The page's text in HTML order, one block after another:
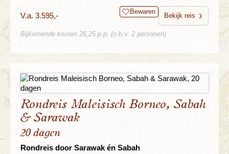
V.a. 3.595,- Bewaren
Bekijk reis
Bijkomende kosten 26,25 p.p. (o.b.v. 2 personen)
Rondreis Maleisisch Borneo, Sabah
& Sarawak
20 dagen
Rondreis door Sarawak én Sabah